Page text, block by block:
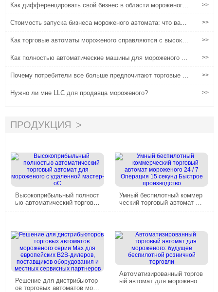
Как дифференцировать свой бизнес в области мороженого
>>
Стоимость запуска бизнеса мороженого автомата: что вам
>>
Как торговые автоматы мороженого справляются с высокот
>>
Как полностью автоматические машины для мороженого ре
овцев
>>
Почему потребители все больше предпочитают торговые а
>>
Нужно ли мне LLC для продавца мороженого? >>
ПРОДУКЦИЯ
Высокоприбыльный полност
ью автоматический торговы
Умный беспилотный коммер
ческий торговый автомат мо
Решение для дистрибьютор
ов торговых автоматов моро
Автоматизированный торгов
ый автомат для мороженог